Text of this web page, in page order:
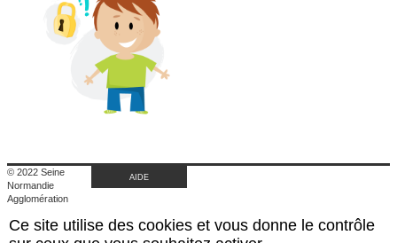
© 2022 Seine
Normandie
Agglomération
Retour au site de
l'agglomération
AIDE
Ce site utilise des cookies et vous donne le contrôle